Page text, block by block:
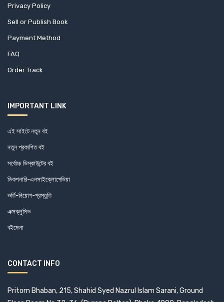
Privacy Policy
Sell or Publish Book
Payment Method
FAQ
Order Track
IMPORTANT LINK
এই সাইটে নতুন বই
নতুন প্রকাশিত বই
সর্বোচ্চ ডিস্কাউন্টের বই
ডিকশনারি-এনসাইক্লোপেডিয়া
ভর্তি-নিয়োগ-প্রস্তুতি
এক্সক্লুসিভ
বইমেলা
CONTACT INFO
Pritom Bhaban, 215, Shahid Syed Nazrul Islam Sarani, Ground